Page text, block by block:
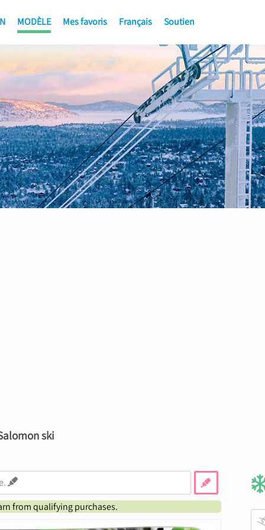
MODÈLE Mes favoris Français Soutien
ski
from qualifying purchases.